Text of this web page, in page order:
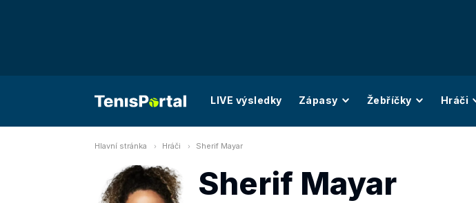
LIVE výsledky Zápasy Žebříčky Hráči
Hlavní stránka Hráči Sherif Mayar
Sherif Mayar